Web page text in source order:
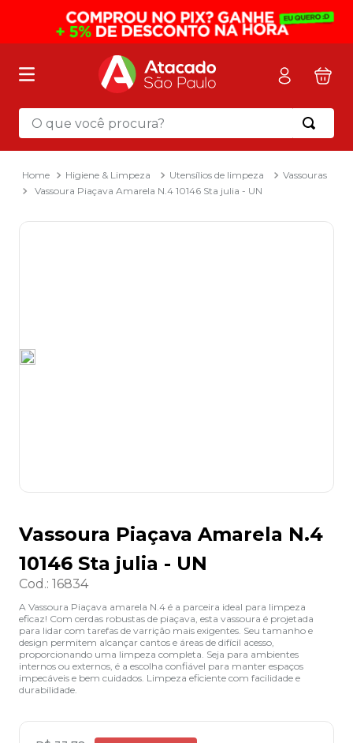
O que você procura?
Higiene & Limpeza Utensílios de limpeza
Vassouras
Vassoura Piaçava Amarela N.4 10146 Sta julia - UN
Vassoura Piaçava Amarela N.4
10146 Sta julia - UN
Cod.: 16834
A Vassoura Piaçava amarela N.4 é a parceira ideal para limpeza
eficaz! Com cerdas robustas de piaçava, esta vassoura é projetada
para lidar com tarefas de varrição mais exigentes. Seu tamanho e
design permitem alcançar cantos e áreas de difícil acesso,
proporcionando uma limpeza completa. Seja para ambientes
internos ou externos, é a escolha confiável para manter espaços
impecáveis e bem cuidados. Limpeza eficiente com facilidade e
durabilidade.
Termos mais buscados
mochila
2º sacola
3º papel toalha
8